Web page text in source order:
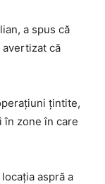
a spus că
avertizat că
țintite,
în zone în care
aspră a